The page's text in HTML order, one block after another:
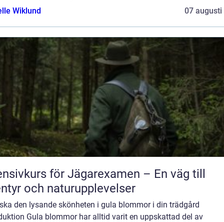
Wiklund
07 augusti
för Jägarexamen – En väg till
och naturupplevelser
den lysande skönheten i gula blommor i din trädgård
Gula blommor har alltid varit en uppskattad del av